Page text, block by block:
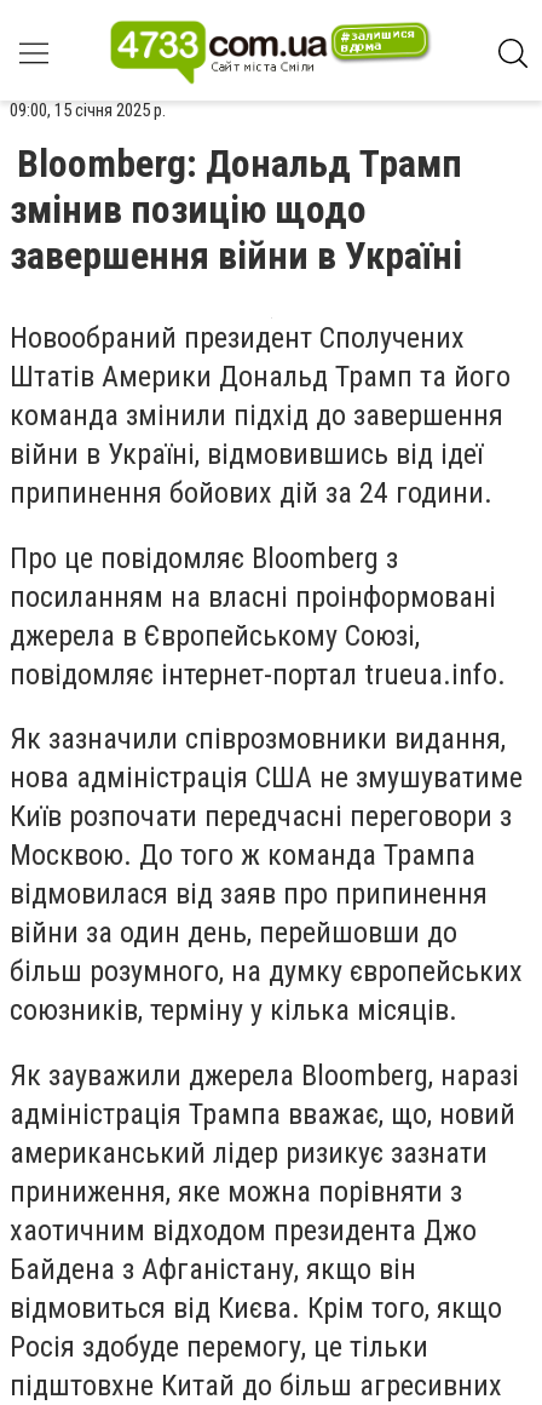
09:00, 15 січня 2025 р.
Bloomberg: Дональд Трамп
змінив позицію щодо
завершення війни в Україні
Новообраний президент Сполучених
Штатів Америки Дональд Трамп та його
команда змінили підхід до завершення
війни в Україні, відмовившись від ідеї
припинення бойових дій за 24 години.
Про це повідомляє Bloomberg з
посиланням на власні проінформовані
джерела в Європейському Союзі,
повідомляє інтернет-портал trueua.info.
Як зазначили співрозмовники видання,
нова адміністрація США не змушуватиме
Київ розпочати передчасні переговори з
Москвою. До того ж команда Трампа
відмовилася від заяв про припинення
війни за один день, перейшовши до
більш розумного, на думку європейських
союзників, терміну у кілька місяців.
Як зауважили джерела Bloomberg, наразі
адміністрація Трампа вважає, що, новий
американський лідер ризикує зазнати
приниження, яке можна порівняти з
хаотичним відходом президента Джо
Байдена з Афганістану, якщо він
відмовиться від Києва. Крім того, якщо
Росія здобуде перемогу, це тільки
підштовхне Китай до більш агресивних